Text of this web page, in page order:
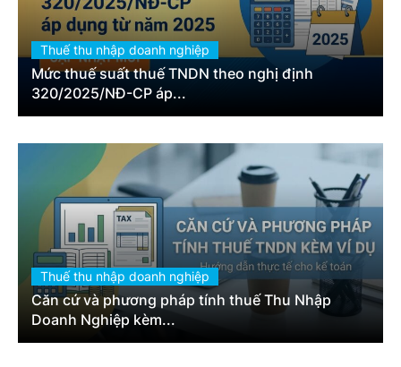
Thuế thu nhập doanh nghiệp
Mức thuế suất thuế TNDN theo nghị định
320/2025/NĐ-CP áp...
Thuế thu nhập doanh nghiệp
Căn cứ và phương pháp tính thuế Thu Nhập
Doanh Nghiệp kèm...